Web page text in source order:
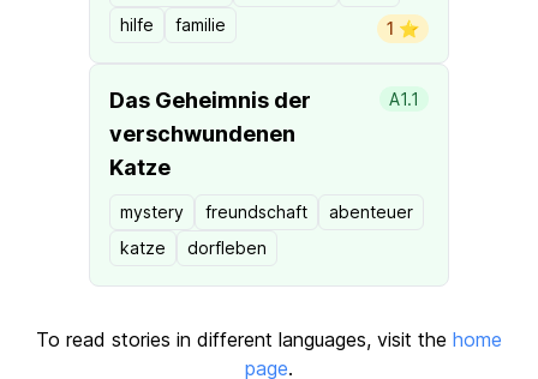
hilfe
familie 1 ⭐️
Das Geheimnis der
verschwundenen
Katze
A1.1
mystery freundschaft
abenteuer
katze
dorfleben
To read stories in different languages, visit the home
page.